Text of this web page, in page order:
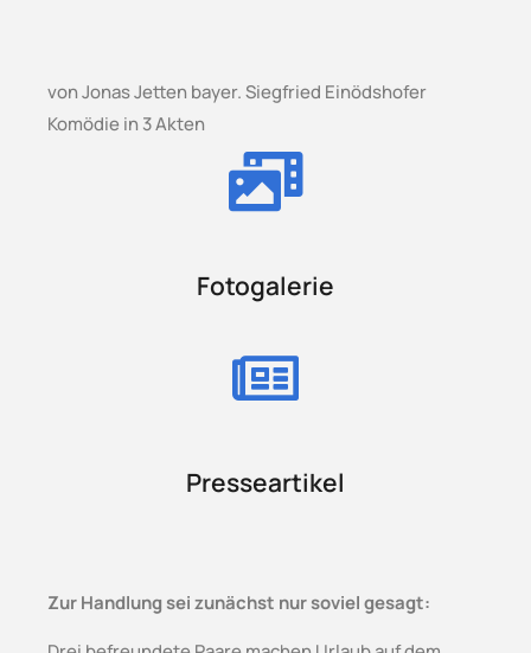
von Jonas Jetten bayer. Siegfried Einödshofer
Komödie in 3 Akten
Fotogalerie
Presseartikel
Zur Handlung sei zunächst nur soviel gesagt: